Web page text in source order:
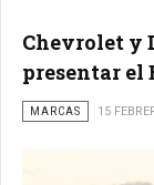
Chevrolet y
presentar el
MARCAS 15